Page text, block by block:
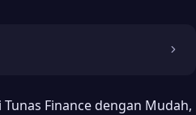
🚗 Finance dengan Mudah,